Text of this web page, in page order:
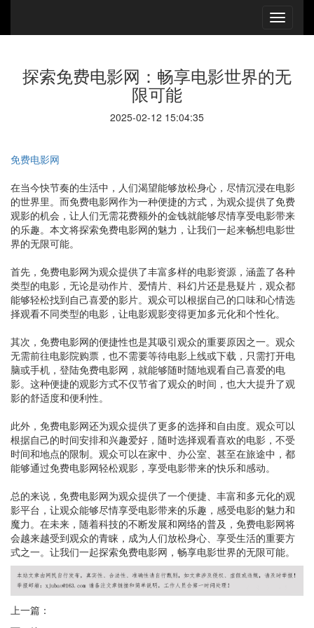
探索免费电影网：畅享电影世界的无
限可能
2025-02-12 15:04:35
免费电影网
在当今快节奏的生活中，人们渴望能够放松身心，尽情沉浸在电影
的世界里。而免费电影网作为一种便捷的方式，为观众提供了免费
观影的机会，让人们无需花费额外的金钱就能够尽情享受电影带来
的乐趣。本文将探索免费电影网的魅力，让我们一起来畅想电影世
界的无限可能。
首先，免费电影网为观众提供了丰富多样的电影资源，涵盖了各种
类型的电影，无论是动作片、爱情片、科幻片还是悬疑片，观众都
能够轻松找到自己喜爱的影片。观众可以根据自己的口味和心情选
择观看不同类型的电影，让电影观影变得更加多元化和个性化。
其次，免费电影网的便捷性也是其吸引观众的重要原因之一。观众
无需前往电影院购票，也不需要等待电影上线或下载，只需打开电
脑或手机，登陆免费电影网，就能够随时随地观看自己喜爱的电
影。这种便捷的观影方式不仅节省了观众的时间，也大大提升了观
影的舒适度和便利性。
此外，免费电影网还为观众提供了更多的选择和自由度。观众可以
根据自己的时间安排和兴趣爱好，随时选择观看喜欢的电影，不受
时间和地点的限制。观众可以在家中、办公室、甚至在旅途中，都
能够通过免费电影网轻松观影，享受电影带来的快乐和感动。
总的来说，免费电影网为观众提供了一个便捷、丰富和多元化的观
影平台，让观众能够尽情享受电影带来的乐趣，感受电影的魅力和
魔力。在未来，随着科技的不断发展和网络的普及，免费电影网将
会越来越受到观众的青睐，成为人们放松身心、享受生活的重要方
式之一。让我们一起探索免费电影网，畅享电影世界的无限可能。
上一篇：